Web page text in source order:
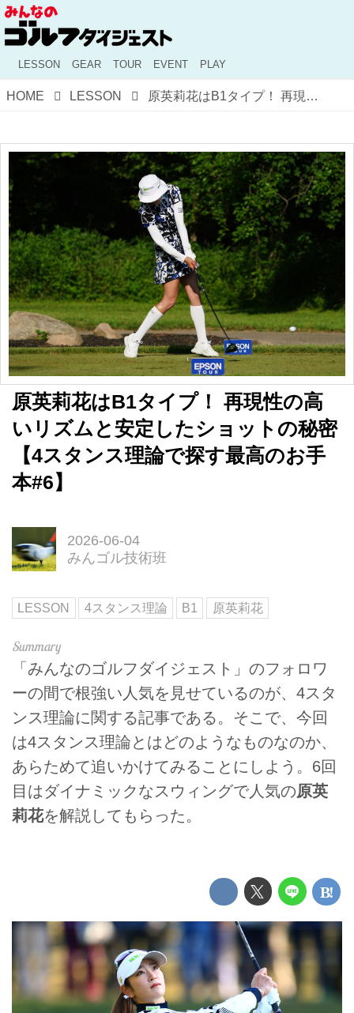
LESSON GEAR TOUR EVENT PLAY
HOME LESSON 原英莉花はB1タイプ！ 再現性の高いリズムと安定したショットの秘密【4スタンス理論で探す最高のお手本#6】
原英莉花はB1タイプ！ 再現性の高
いリズムと安定したショットの秘密
【4スタンス理論で探す最高のお手
本#6】
2026-06-04
みんゴル技術班
LESSON 4スタンス理論 B1 原英莉花
「みんなのゴルフダイジェスト」のフォロワ
ーの間で根強い人気を見せているのが、4スタ
ンス理論に関する記事である。そこで、今回
は4スタンス理論とはどのようなものなのか、
あらためて追いかけてみることにしよう。6回
目はダイナミックなスウィングで人気の原英
莉花を解説してもらった。